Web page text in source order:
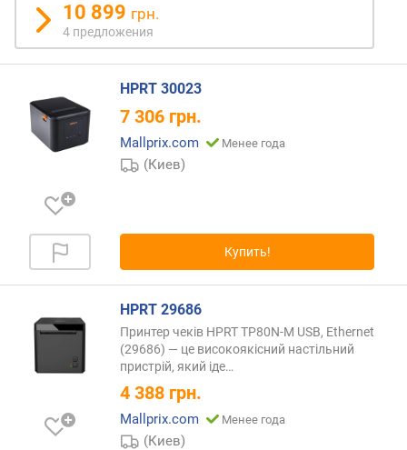
о
с
т
е
т
и
м
ш
10 899 грн.
4 предложения
HPRT 30023
7 306 грн.
Mallprix.com Менее года
(Киев)
Купить!
HPRT 29686
Принтер чеків HPRT TP80N-M USB, Ethernet
(29686) — це високоякісний настільний
пристрій, який іде…
4 388 грн.
Mallprix.com Менее года
(Киев)